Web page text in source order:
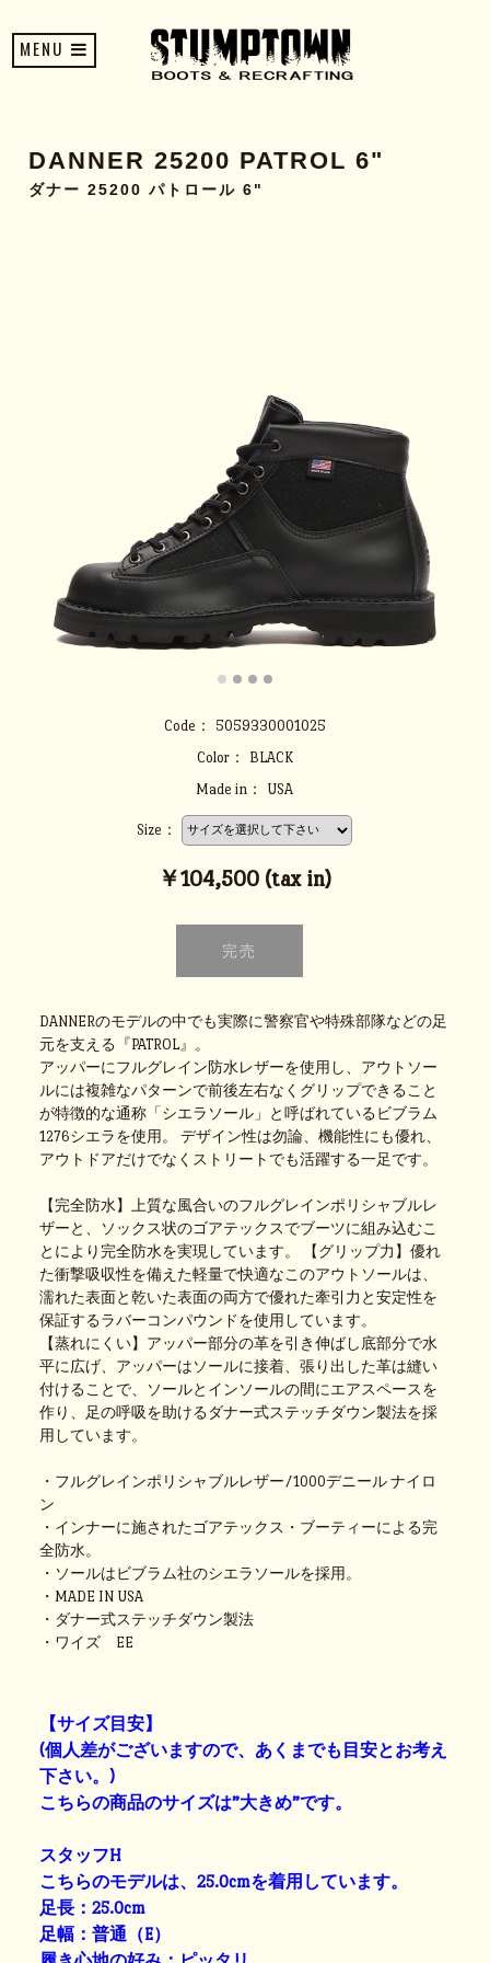
MENU
DANNER 25200 PATROL 6"
ダナー 25200 パトロール 6"
Code：
5059330001025
Color：
BLACK
Made in：
USA
Size：
￥104,500 (tax in)
DANNERのモデルの中でも実際に警察官や特殊部隊などの足
元を支える『PATROL』。
アッパーにフルグレイン防水レザーを使用し、アウトソー
ルには複雑なパターンで前後左右なくグリップできること
が特徴的な通称「シエラソール」と呼ばれているビブラム
1276シエラを使用。 デザイン性は勿論、機能性にも優れ、
アウトドアだけでなくストリートでも活躍する一足です。
【完全防水】上質な風合いのフルグレインポリシャブルレ
ザーと、ソックス状のゴアテックスでブーツに組み込むこ
とにより完全防水を実現しています。 【グリップ力】優れ
た衝撃吸収性を備えた軽量で快適なこのアウトソールは、
濡れた表面と乾いた表面の両方で優れた牽引力と安定性を
保証するラバーコンパウンドを使用しています。
【蒸れにくい】アッパー部分の革を引き伸ばし底部分で水
平に広げ、アッパーはソールに接着、張り出した革は縫い
付けることで、ソールとインソールの間にエアスペースを
作り、足の呼吸を助けるダナー式ステッチダウン製法を採
用しています。
・フルグレインポリシャブルレザー/1000デニール ナイロ
ン
・インナーに施されたゴアテックス・ブーティーによる完
全防水。
・ソールはビブラム社のシエラソールを採用。
・MADE IN USA
・ダナー式ステッチダウン製法
・ワイズ EE
【サイズ目安】
(個人差がございますので、あくまでも目安とお考え
下さい。)
こちらの商品のサイズは”大きめ”です。
スタッフH
こちらのモデルは、25.0cmを着用しています。
足長：25.0cm
足幅：普通（E）